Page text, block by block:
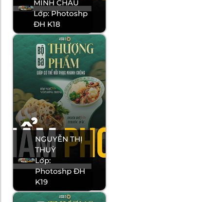
MINH CHÂU
Lớp: Photoshp
ĐH K18
NGUYỄN THỊ
THUỲ
Lớp:
Photoshp ĐH
K19